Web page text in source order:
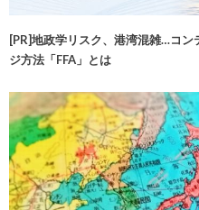
[PR]地政学リスク、港湾混雑…コ
ジ方法「FFA」とは